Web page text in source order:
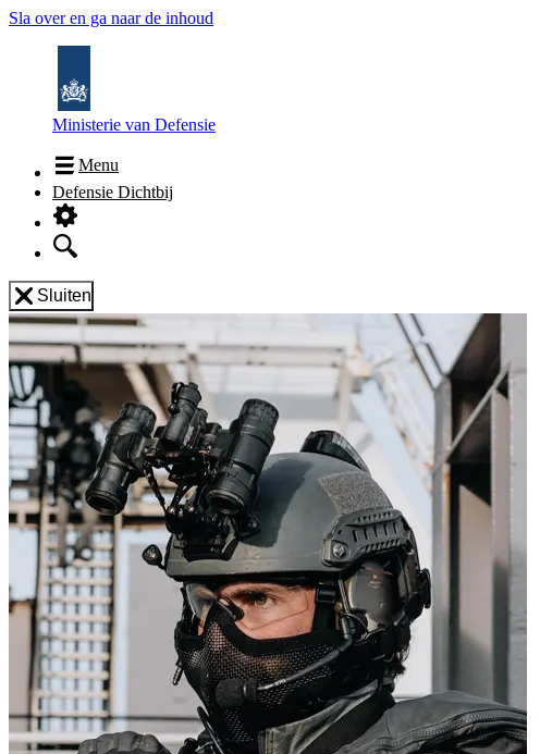
Sla over en ga naar de inhoud
Ministerie van Defensie
Menu
Defensie Dichtbij
Sluiten